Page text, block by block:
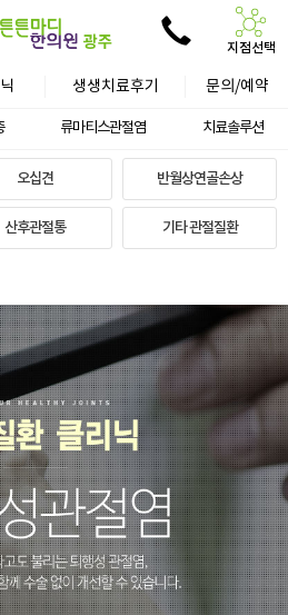
지점선택
생생치료후기 문의/예약
류마티스관절염 치료솔루션
오십견 반월상연골손상
산후관절통 기타 관절질환